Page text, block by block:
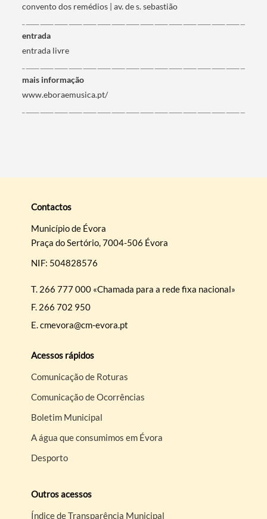
convento dos remédios | av. de s. sebastião
entrada
entrada livre
mais informação
www.eboraemusica.pt/
Contactos
Município de Évora
Praça do Sertório, 7004-506 Évora
NIF: 504828576
T. 266 777 000 «Chamada para a rede fixa nacional»
F. 266 702 950
E.cmevora@cm-evora.pt
Acessos rápidos
Comunicação de Roturas
Comunicação de Ocorrências
Boletim Municipal
A água que consumimos em Évora
Desporto
Outros acessos
Índice de Transparência Municipal